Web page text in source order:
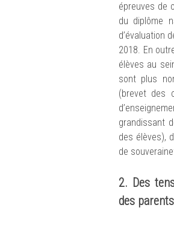
épreuves de
du diplôme
d’évaluation
2018. En
élèves au
sont plus
(brevet des
grandissant
des élèves),
de
2. Des
des